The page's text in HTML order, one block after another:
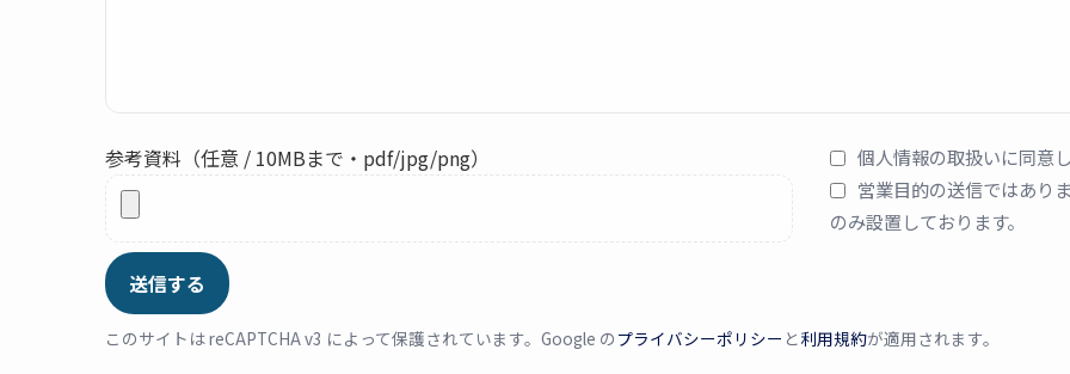
参考資料（任意 / 10MBまで・pdf/jpg/png）
個人情報の取扱いに同意
営業目的の送信ではあり
のみ設置しております。
このサイトは reCAPTCHA v3 によって保護されています。Google の プライバシーポリシー と利用規約が適用されます。